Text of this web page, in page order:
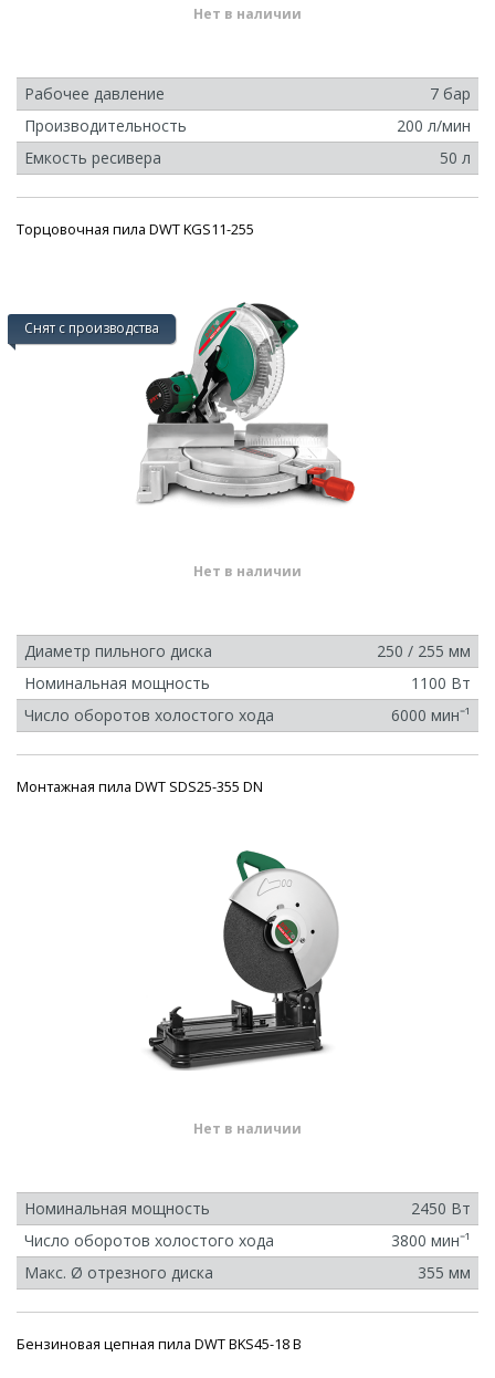
Нет в наличии
Рабочее давление
7 бар
Производительность
200 л/мин
Емкость ресивера
50 л
Снят с производства
Торцовочная пила DWT KGS11-255
Нет в наличии
Диаметр пильного диска
250 / 255 мм
Номинальная мощность
1100 Вт
Число оборотов холостого хода
6000 минˉ¹
Монтажная пила DWT SDS25-355 DN
Нет в наличии
Номинальная мощность
2450 Вт
Число оборотов холостого хода
3800 минˉ¹
Макс. Ø отрезного диска
355 мм
Бензиновая цепная пила DWT BKS45-18 B